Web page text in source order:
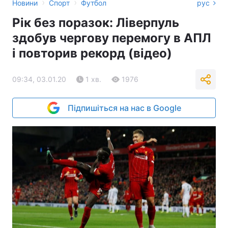
Новини › Спорт › Футбол рус
Рік без поразок: Ліверпуль
здобув чергову перемогу в АПЛ
і повторив рекорд (відео)
09:34, 03.01.20 1 хв. 1976
Підпишіться на нас в Google